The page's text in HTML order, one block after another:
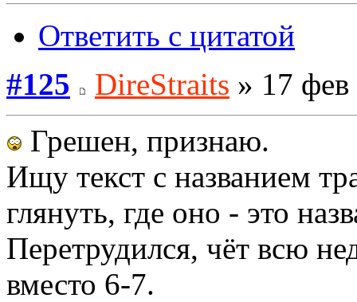
Ответить с цитатой
#125
DireStraits » 17
Грешен, признаю.
Ищу текст с названием
глянуть, где оно - это
Перетрудился, чёт всю
вместо 6-7.